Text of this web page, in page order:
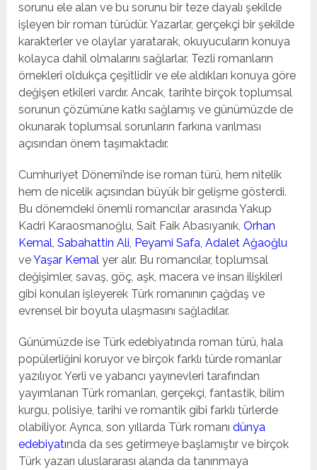
sorunu ele alan ve bu sorunu bir teze dayalı şekilde
işleyen bir roman türüdür. Yazarlar, gerçekçi bir şekilde
karakterler ve olaylar yaratarak, okuyucuların konuya
kolayca dahil olmalarını sağlarlar. Tezli romanların
örnekleri oldukça çeşitlidir ve ele aldıkları konuya göre
değişen etkileri vardır. Ancak, tarihte birçok toplumsal
sorunun çözümüne katkı sağlamış ve günümüzde de
okunarak toplumsal sorunların farkına varılması
açısından önem taşımaktadır.
Cumhuriyet Dönemi’nde ise roman türü, hem nitelik
hem de nicelik açısından büyük bir gelişme gösterdi.
Bu dönemdeki önemli romancılar arasında Yakup
Kadri Karaosmanoğlu, Sait Faik Abasıyanık,Orhan
Kemal,Sabahattin Ali, Peyami Safa,Adalet Ağaoğlu
veYaşar Kemal yer alır. Bu romancılar, toplumsal
değişimler, savaş, göç, aşk, macera ve insan ilişkileri
gibi konuları işleyerek Türk romanının çağdaş ve
evrensel bir boyuta ulaşmasını sağladılar.
Günümüzde ise Türk edebiyatında roman türü, hala
popülerliğini koruyor ve birçok farklı türde romanlar
yazılıyor. Yerli ve yabancı yayınevleri tarafından
yayımlanan Türk romanları, gerçekçi, fantastik, bilim
kurgu, polisiye, tarihi ve romantik gibi farklı türlerde
olabiliyor. Ayrıca, son yıllarda Türk romanıdünya
edebiyatında da ses getirmeye başlamıştır ve birçok
Türk yazarı uluslararası alanda da tanınmaya